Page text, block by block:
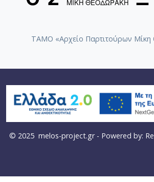
ΤΑΜΟ «Αρχείο Παρτιτούρων
© 2025 melos-project.gr- Powered by: